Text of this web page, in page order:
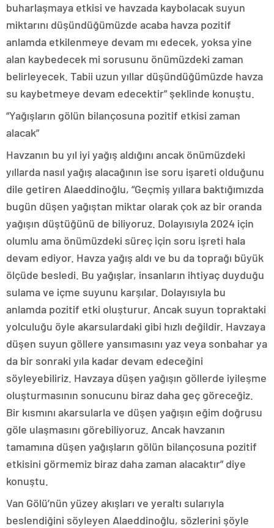
buharlaşmaya etkisi ve havzada kaybolacak suyun
miktarını düşündüğümüzde acaba havza pozitif
anlamda etkilenmeye devam mı edecek, yoksa yine
alan kaybedecek mi sorusunu önümüzdeki zaman
belirleyecek. Tabii uzun yıllar düşündüğümüzde havza
su kaybetmeye devam edecektir” şeklinde konuştu.
“Yağışların gölün bilançosuna pozitif etkisi zaman
alacak”
Havzanın bu yıl iyi yağış aldığını ancak önümüzdeki
yıllarda nasıl yağış alacağının ise soru işareti olduğunu
dile getiren Alaeddinoğlu, “Geçmiş yıllara baktığımızda
bugün düşen yağıştan miktar olarak çok az bir oranda
yağışın düştüğünü de biliyoruz. Dolayısıyla 2024 için
olumlu ama önümüzdeki süreç için soru işreti hala
devam ediyor. Havza yağış aldı ve bu da toprağı büyük
ölçüde besledi. Bu yağışlar, insanların ihtiyaç duyduğu
sulama ve içme suyunu karşılar. Dolayısıyla bu
anlamda pozitif etki oluşturur. Ancak suyun topraktaki
yolculuğu öyle akarsulardaki gibi hızlı değildir. Havzaya
düşen suyun göllere yansımasını yaz veya sonbahar ya
da bir sonraki yıla kadar devam edeceğini
söyleyebiliriz. Havzaya düşen yağışın göllerde iyileşme
oluşturmasının sonucunu biraz daha geç göreceğiz.
Bir kısmını akarsularla ve düşen yağışın eğim doğrusu
göle ulaşmasını görebiliyoruz. Ancak havzanın
tamamına düşen yağışların gölün bilançosuna pozitif
etkisini görmemiz biraz daha zaman alacaktır” diye
konuştu.
Van Gölü’nün yüzey akışları ve yeraltı sularıyla
beslendiğini söyleyen Alaeddinoğlu, sözlerini şöyle